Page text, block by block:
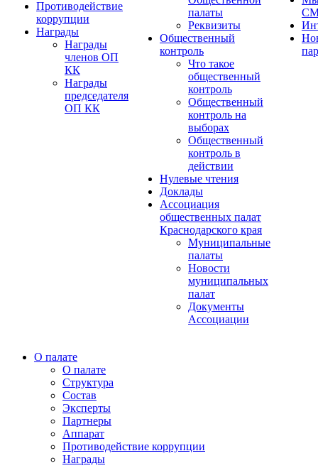
Противодействие
коррупции
Награды
Награды
членов ОП
КК
Награды
председателя
ОП КК
палаты
Реквизиты
Общественный
контроль
Что такое
общественный
контроль
Общественный
контроль на
выборах
Общественный
контроль в
действии
Нулевые чтения
Доклады
Ассоциация
общественных палат
Краснодарского края
Муниципальные
палаты
Новости
муниципальных
палат
Документы
Ассоциации
О палате
О палате
Структура
Состав
Эксперты
Партнеры
Аппарат
Противодействие коррупции
Награды